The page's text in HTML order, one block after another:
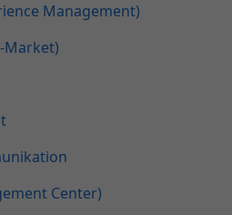
Management)
Market)
Center)